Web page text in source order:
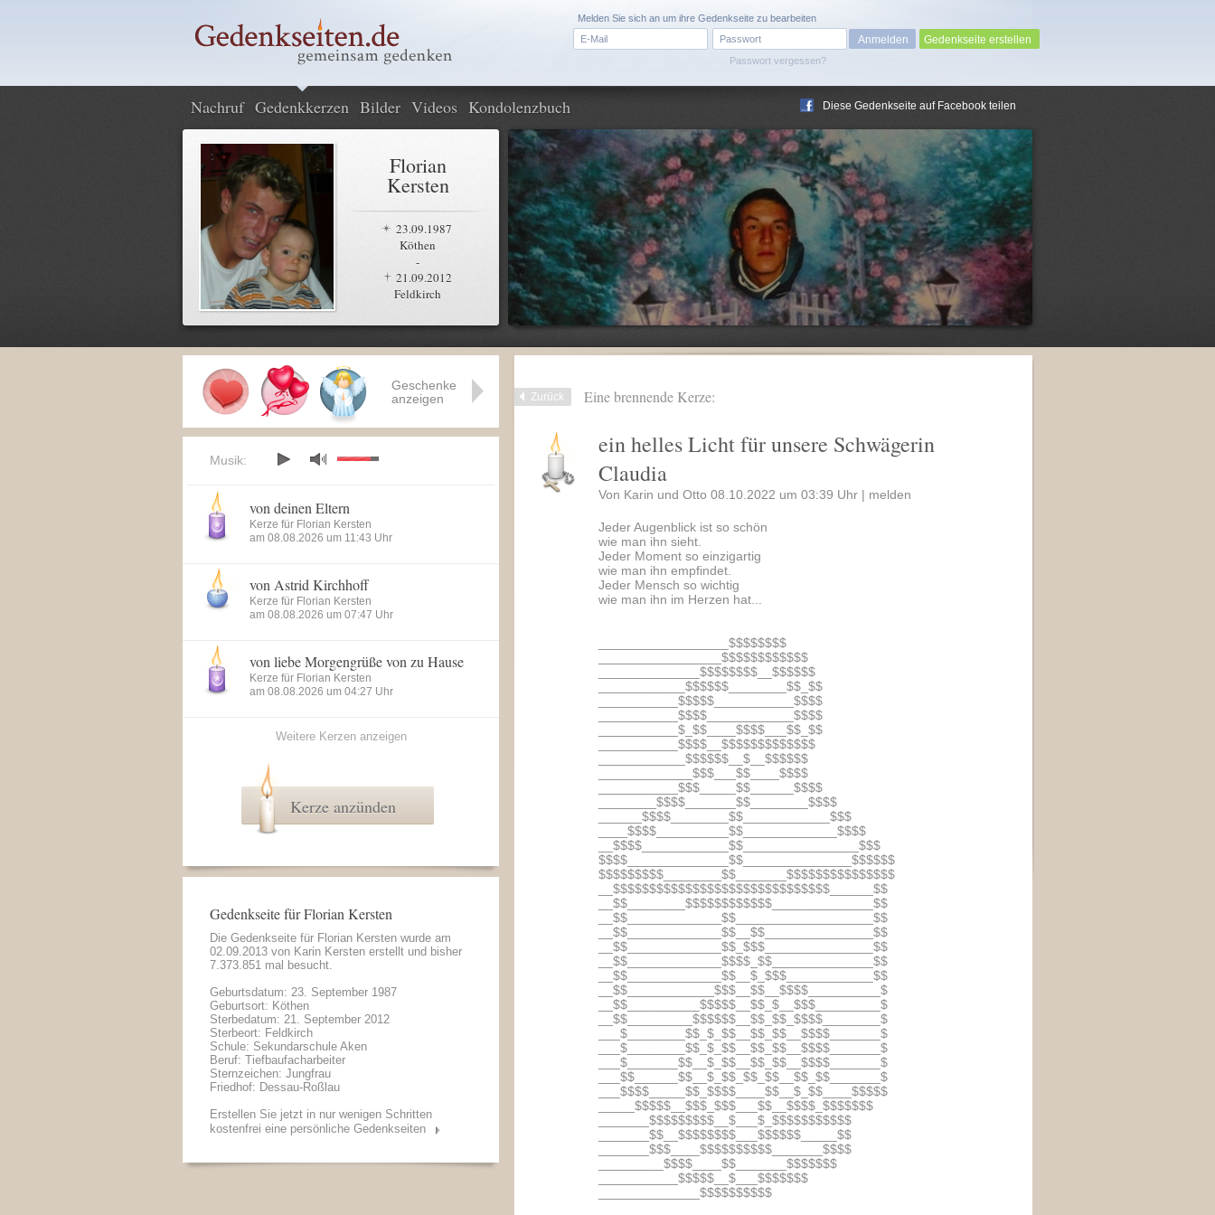
Passwort vergessen?
Melden Sie sich an um ihre Gedenkseite zu bearbeiten
Gedenkseite erstellen
Nachruf Gedenkkerzen Bilder Videos Kondolenzbuch Diese Gedenkseite auf Facebook teilen
Florian
Kersten
23.09.1987
Köthen
-
21.09.2012
Feldkirch
Zurück Eine brennende Kerze:
ein helles Licht für unsere Schwägerin
Claudia
Von Karin und Otto 08.10.2022 um 03:39 Uhr | melden
Jeder Augenblick ist so schön
wie man ihn sieht.
Jeder Moment so einzigartig
wie man ihn empfindet.
Jeder Mensch so wichtig
wie man ihn im Herzen hat...
__________________$$$$$$$$
_________________$$$$$$$$$$$$
______________$$$$$$$$__$$$$$$
____________$$$$$$________$$_$$
___________$$$$$___________$$$$
___________$$$$____________$$$$
___________$_$$____$$$$___$$_$$
___________$$$$__$$$$$$$$$$$$$
____________$$$$$$__$__$$$$$$
_____________$$$___$$____$$$$
___________$$$_____$$______$$$$
________$$$$_______$$________$$$$
______$$$$________$$____________$$$
____$$$$__________$$_____________$$$$
__$$$$____________$$________________$$$
$$$$______________$$_______________$$$$$$
$$$$$$$$$________$$_______$$$$$$$$$$$$$$$
__$$$$$$$$$$$$$$$$$$$$$$$$$$$$$$______$$
__$$________$$$$$$$$$$$$______________$$
__$$_____________$$___________________$$
__$$_____________$$__$$_______________$$
__$$_____________$$_$$$_______________$$
__$$_____________$$$$_$$______________$$
__$$_____________$$__$_$$$____________$$
__$$____________$$$__$$__$$$$__________$
__$$__________$$$$$__$$_$__$$$_________$
__$$_________$$$$$$__$$_$$_$$$$________$
___$________$$_$_$$__$$_$$__$$$$_______$
___$________$$_$_$$__$$_$$__$$$$_______$
___$_______$$__$_$$__$$_$$__$$$$_______$
___$$______$$__$_$$_$$_$$__$$_$$_______$
___$$$$_____$$_$$$$____$$__$_$$____$$$$$
_____$$$$$__$$$_$$$___$$__$$$$_$$$$$$$
_______$$$$$$$$$__$___$_$$$$$$$$$$$
_______$$__$$$$$$$$___$$$$$$_____$$
_______$$$____$$$$$$$$$$_______$$$$
_________$$$$____$$_______$$$$$$$
___________$$$$$__$___$$$$$$$
______________$$$$$$$$$$
Geschenke
anzeigen
Musik:
von deinen Eltern
Kerze für Florian Kersten
am 08.08.2026 um 11:43 Uhr
von Astrid Kirchhoff
Kerze für Florian Kersten
am 08.08.2026 um 07:47 Uhr
von liebe Morgengrüße von zu Hause
Kerze für Florian Kersten
am 08.08.2026 um 04:27 Uhr
Weitere Kerzen anzeigen
Kerze anzünden
Gedenkseite für Florian Kersten
Die Gedenkseite für Florian Kersten wurde am
02.09.2013 von Karin Kersten erstellt und bisher
7.373.851 mal besucht.
Geburtsdatum: 23. September 1987
Geburtsort: Köthen
Sterbedatum: 21. September 2012
Sterbeort: Feldkirch
Schule: Sekundarschule Aken
Beruf: Tiefbaufacharbeiter
Sternzeichen: Jungfrau
Friedhof: Dessau-Roßlau
Erstellen Sie jetzt in nur wenigen Schritten
kostenfrei eine persönliche Gedenkseiten